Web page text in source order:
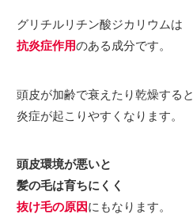
グリチルリチン酸ジカリウムは
抗炎症作用のある成分です。
頭皮が加齢で衰えたり乾燥すると
炎症が起こりやすくなります。
頭皮環境が悪いと
髪の毛は育ちにくく
抜け毛の原因にもなります。